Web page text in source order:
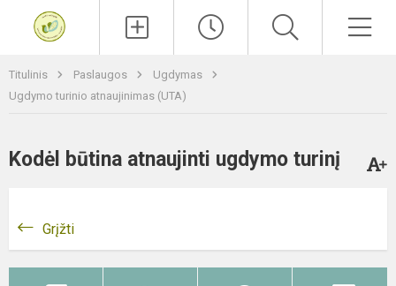
Titulinis Paslaugos
Ugdymas
Ugdymo turinio atnaujinimas (UTA)
Kodėl būtina atnaujinti ugdymo turinį
Grįžti